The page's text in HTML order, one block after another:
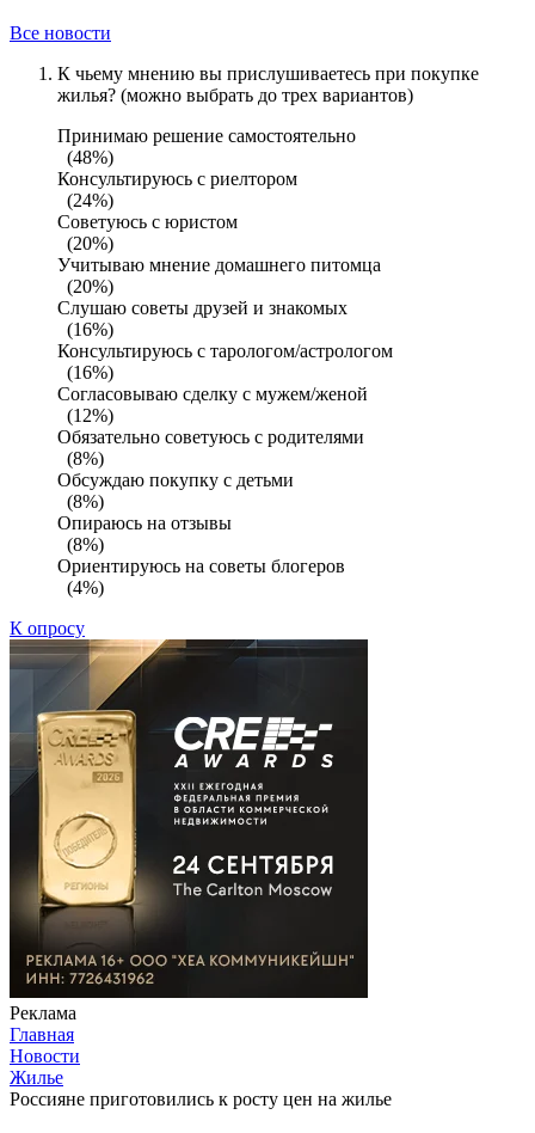
Все новости
К чьему мнению вы прислушиваетесь при покупке
жилья? (можно выбрать до трех вариантов)
Принимаю решение самостоятельно
(48%)
Консультируюсь с риелтором
(24%)
Советуюсь с юристом
(20%)
Учитываю мнение домашнего питомца
(20%)
Слушаю советы друзей и знакомых
(16%)
Консультируюсь с тарологом/астрологом
(16%)
Согласовываю сделку с мужем/женой
(12%)
Обязательно советуюсь с родителями
(8%)
Обсуждаю покупку с детьми
(8%)
Опираюсь на отзывы
(8%)
Ориентируюсь на советы блогеров
(4%)
К опросу
Реклама
Главная
Новости
Жилье
Россияне приготовились к росту цен на жилье